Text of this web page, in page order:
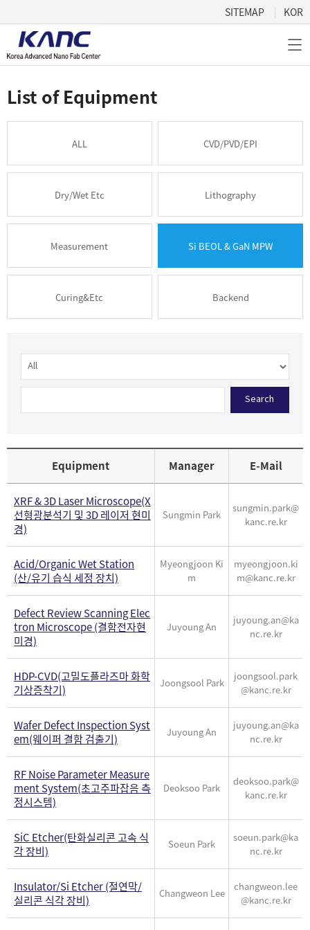
SITEMAP KOR
List of Equipment
ALL CVD/PVD/EPI
Dry/Wet Etc Lithography
Measurement Si BEOL & GaN MPW
Curing&Etc Backend
Search
Equipment Manager E-Mail
XRF & 3D Laser Microscope(X
선형광분석기 및 3D 레이저 현미
경)
Sungmin Park
sungmin.park@
kanc.re.kr
Acid/Organic Wet Station
(산/유기 습식 세정 장치)
Myeongjoon Ki
m
myeongjoon.ki
m@kanc.re.kr
Defect Review Scanning Elec
tron Microscope (결함전자현
미경)
Juyoung An
juyoung.an@ka
nc.re.kr
HDP-CVD(고밀도플라즈마 화학
기상증착기)
Joongsool Park
joongsool.park
@kanc.re.kr
Wafer Defect Inspection Syst
em(웨이퍼 결함 검출기)
Juyoung An
juyoung.an@ka
nc.re.kr
RF Noise Parameter Measure
ment System(초고주파잡음 측
정시스템)
Deoksoo Park
deoksoo.park@
kanc.re.kr
SiC Etcher(탄화실리콘 고속 식
각 장비)
Soeun Park
soeun.park@ka
nc.re.kr
Insulator/Si Etcher (절연막/
실리콘 식각 장비)
Changweon Lee
changweon.lee
@kanc.re.kr